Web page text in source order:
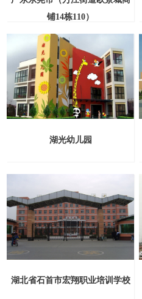
铺14栋110）
湖光幼儿园
湖北省石首市宏翔职业培训学校